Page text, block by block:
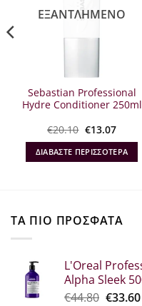
ΕΞΑΝΤΛΗΜΈΝΟ
Sebastian Professional
Hydre Conditioner 250ml
€20.10 Original
was:
€20.10.
€13.07Η
τιμή
είναι:
ΔΙΑΒΆΣΤΕ ΠΕΡΙΣΣΌΤΕΡΑ
ΤΑ ΠΙΟ ΠΡΟΣΦΑΤΑ
L'Oreal
Alpha Sleek
€44.80 Original
€33.60Η